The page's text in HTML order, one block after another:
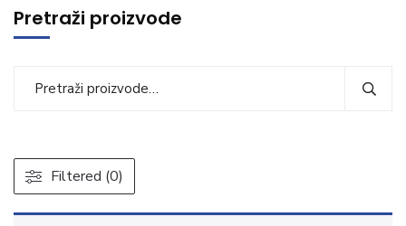
Pretraži proizvode
Filtered (0)